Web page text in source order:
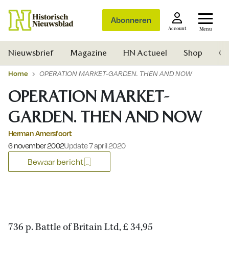
Abonneren
Account Menu
Nieuwsbrief Magazine HN Actueel Shop
Home OPERATION MARKET-GARDEN. THEN AND NOW
OPERATION MARKET-
GARDEN. THEN AND NOW
Herman Amersfoort
Gepubliceerd op:
6 november 2002Update 7 april 2020
Bewaar bericht
736 p. Battle of Britain Ltd, £ 34,95